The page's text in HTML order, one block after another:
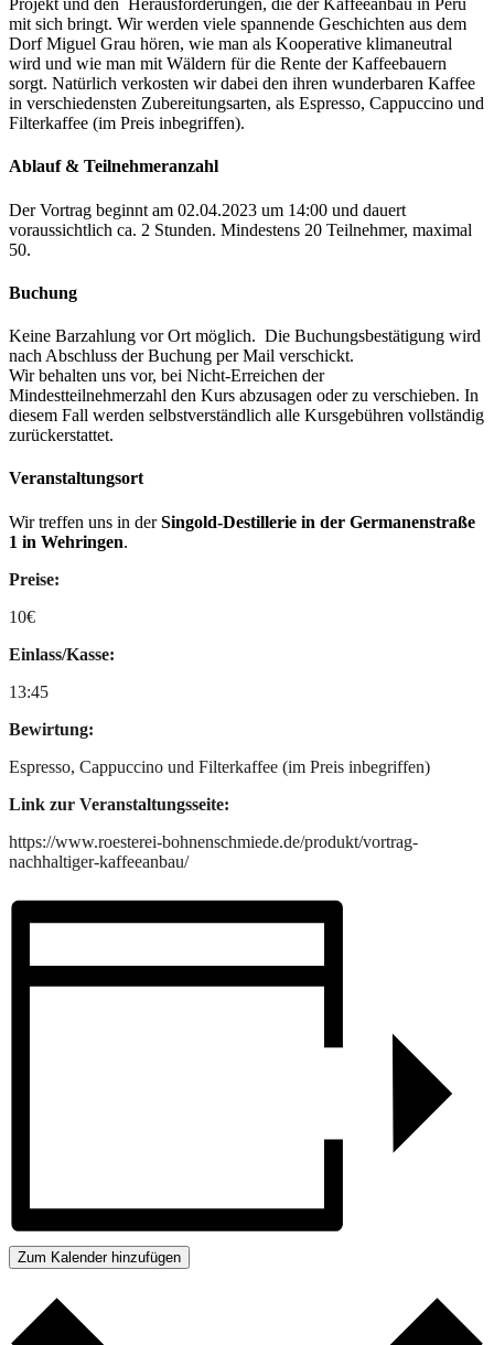
Projekt und den Herausforderungen, die der Kaffeeanbau in Peru
mit sich bringt. Wir werden viele spannende Geschichten aus dem
Dorf Miguel Grau hören, wie man als Kooperative klimaneutral
wird und wie man mit Wäldern für die Rente der Kaffeebauern
sorgt. Natürlich verkosten wir dabei den ihren wunderbaren Kaffee
in verschiedensten Zubereitungsarten, als Espresso, Cappuccino und
Filterkaffee (im Preis inbegriffen).
Ablauf & Teilnehmeranzahl
Der Vortrag beginnt am 02.04.2023 um 14:00 und dauert
voraussichtlich ca. 2 Stunden. Mindestens 20 Teilnehmer, maximal
50.
Buchung
Keine Barzahlung vor Ort möglich. Die Buchungsbestätigung wird
nach Abschluss der Buchung per Mail verschickt.
Wir behalten uns vor, bei Nicht-Erreichen der
Mindestteilnehmerzahl den Kurs abzusagen oder zu verschieben. In
diesem Fall werden selbstverständlich alle Kursgebühren vollständig
zurückerstattet.
Veranstaltungsort
Wir treffen uns in derSingold-Destillerie in der Germanenstraße
1 in Wehringen.
Preise:
10€
Einlass/Kasse:
13:45
Bewirtung:
Espresso, Cappuccino und Filterkaffee (im Preis inbegriffen)
Link zur Veranstaltungsseite:
https://www.roesterei-bohnenschmiede.de/produkt/vortrag-
nachhaltiger-kaffeeanbau/
Zum Kalender hinzufügen